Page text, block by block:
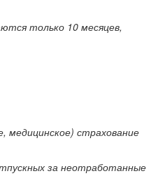
только 10 месяцев,
медицинское) страхование
за неотработанные